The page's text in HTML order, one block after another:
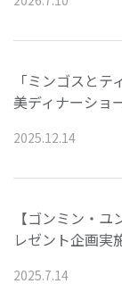
「ミンゴスと
美ディナーショ
2025.12.14
【ゴンミン・
レゼント企画実
2025.7.14